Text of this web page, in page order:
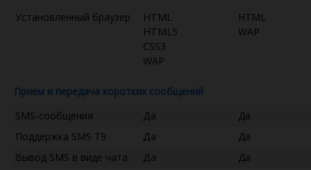
Установленный браузер
HTML
HTML5
CSS3
WAP
HTML
WAP
Прием и передача коротких сообщений
SMS-сообщения
Да
Да
Поддержка SMS T9
Да
Да
Вывод SMS в виде чата
Да
Да